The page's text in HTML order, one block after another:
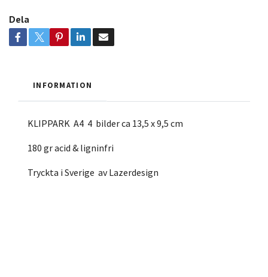
Dela
INFORMATION
KLIPPARK A4 4 bilder ca 13,5 x 9,5 cm
180 gr acid & ligninfri
Tryckta i Sverige av Lazerdesign